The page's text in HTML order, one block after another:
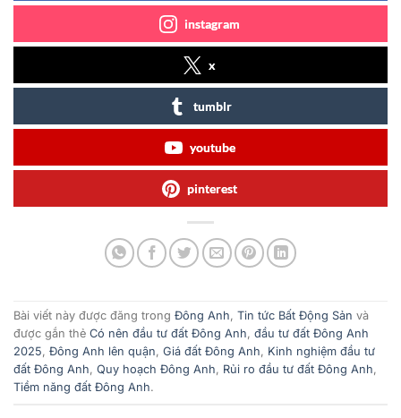
instagram
x
tumblr
youtube
pinterest
Bài viết này được đăng trong Đông Anh, Tin tức Bất Động Sản và
được gắn thẻ Có nên đầu tư đất Đông Anh, đầu tư đất Đông Anh
2025, Đông Anh lên quận, Giá đất Đông Anh, Kinh nghiệm đầu tư
đất Đông Anh, Quy hoạch Đông Anh, Rủi ro đầu tư đất Đông Anh,
Tiềm năng đất Đông Anh.